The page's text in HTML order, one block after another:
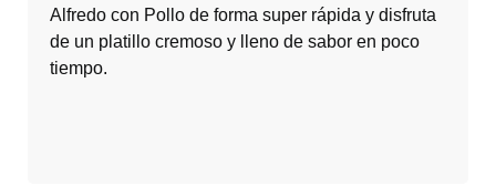
Alfredo con Pollo de forma super rápida y disfruta
de un platillo cremoso y lleno de sabor en poco
tiempo.